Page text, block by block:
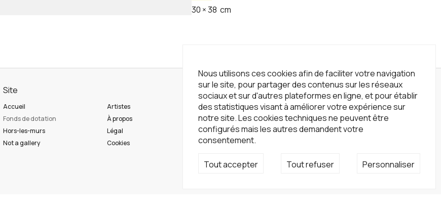
Nous utilisons ces cookies afin de faciliter votre navigation
sur le site, pour partager des contenus sur les réseaux
sociaux et sur d'autres plateformes en ligne, et pour établir
des statistiques visant à améliorer votre expérience sur
notre site. Les cookies techniques ne peuvent être
configurés mais les autres demandent votre
consentement.
Tout accepter Tout refuser Personnaliser
30 ×38 cm
Site
Accueil
Fonds de dotation
Hors-les-murs
Not a gallery
Artistes
À propos
Légal
Cookies
Newsletter
Inscrivez-vous à notre newsletter !
S'inscrire
Réseaux sociaux